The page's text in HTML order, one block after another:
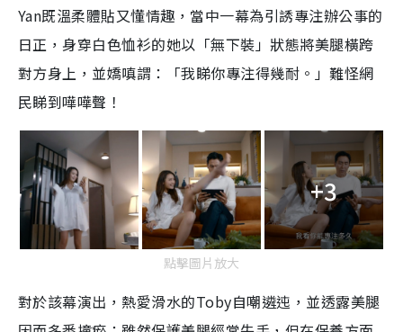
Yan既溫柔體貼又懂情趣，當中一幕為引誘專注辦公事的
日正，身穿白色恤衫的她以「無下裝」狀態將美腿橫跨
對方身上，並嬌嗔謂：「我睇你專注得幾耐。」難怪網
民睇到嘩嘩聲！
+3
點擊圖片放大
對於該幕演出，熱愛滑水的Toby自嘲遴迍，並透露美腿